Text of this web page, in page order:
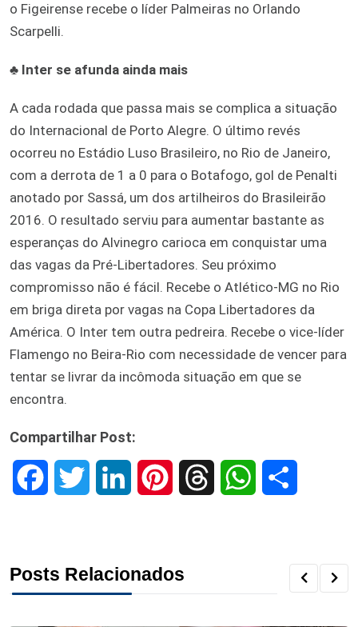
o Figeirense recebe o líder Palmeiras no Orlando
Scarpelli.
♣ Inter se afunda ainda mais
A cada rodada que passa mais se complica a situação
do Internacional de Porto Alegre. O último revés
ocorreu no Estádio Luso Brasileiro, no Rio de Janeiro,
com a derrota de 1 a 0 para o Botafogo, gol de Penalti
anotado por Sassá, um dos artilheiros do Brasileirão
2016. O resultado serviu para aumentar bastante as
esperanças do Alvinegro carioca em conquistar uma
das vagas da Pré-Libertadores. Seu próximo
compromisso não é fácil. Recebe o Atlético-MG no Rio
em briga direta por vagas na Copa Libertadores da
América. O Inter tem outra pedreira. Recebe o vice-líder
Flamengo no Beira-Rio com necessidade de vencer para
tentar se livrar da incômoda situação em que se
encontra.
Compartilhar Post:
e t k t
Posts Relacionados